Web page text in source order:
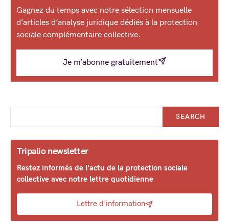
Gagnez du temps avec notre sélection mensuelle
d’articles d’analyse juridique dédiés à la protection
sociale complémentaire collective.
Je m’abonne gratuitement
SEARCH
Tripalio newsletter
Restez informés de l'actu de la protection sociale
collective avec notre lettre quotidienne
Lettre d'information